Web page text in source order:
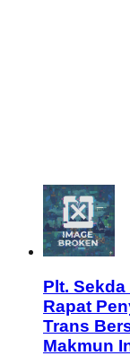
Plt.
Rapat
Trans
Makmun